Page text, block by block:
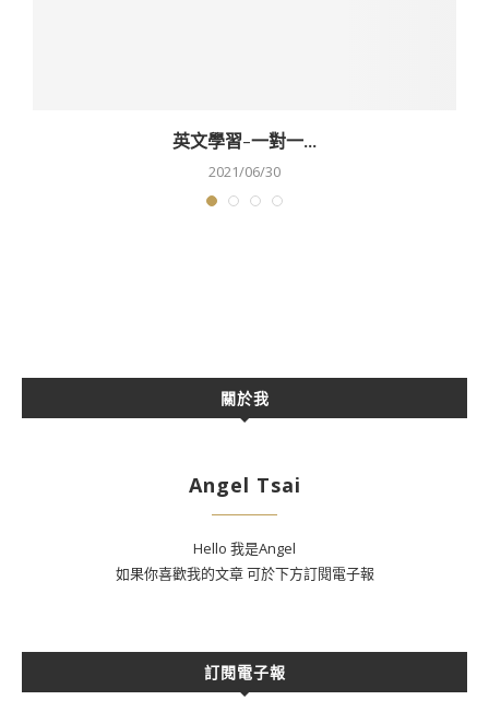
英文學習-一對一...
2021/06/30
關於我
Angel Tsai
Hello 我是Angel
如果你喜歡我的文章 可於下方訂閱電子報
訂閱電子報